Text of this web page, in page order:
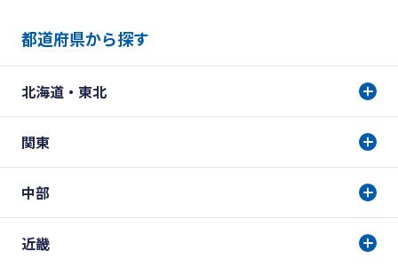
都道府県から探す
北海道・東北
関東
中部
近畿